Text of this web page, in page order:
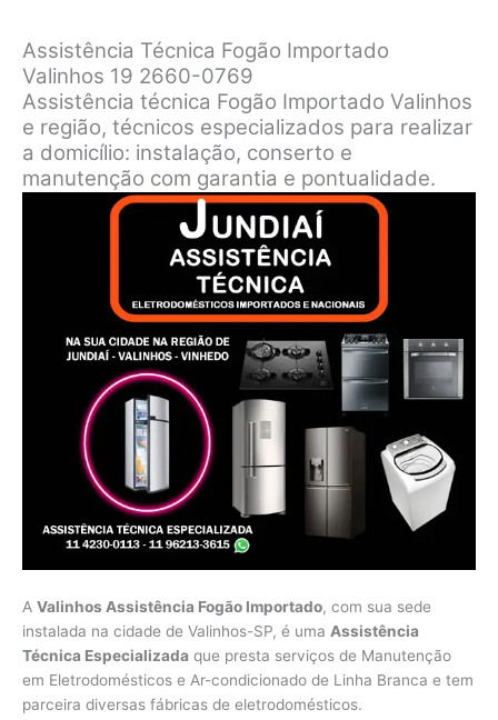
Assistência Técnica Fogão Importado
Valinhos 19 2660-0769
Assistência técnica Fogão Importado Valinhos
e região, técnicos especializados para realizar
a domicílio: instalação, conserto e
manutenção com garantia e pontualidade.
A Valinhos Assistência Fogão Importado, com sua sede
instalada na cidade de Valinhos-SP, é uma Assistência
Técnica Especializada que presta serviços de Manutenção
em Eletrodomésticos e Ar-condicionado de Linha Branca e tem
parceira diversas fábricas de eletrodomésticos.